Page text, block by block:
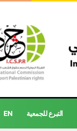
التبرع للجمعية EN